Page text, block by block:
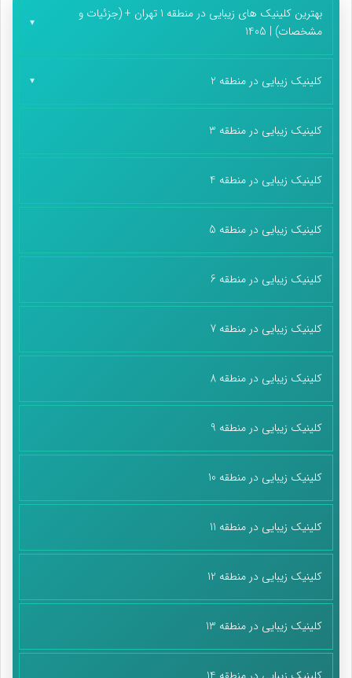
بهترین کلینیک های زیبایی در منطقه 1 تهران + (جزئیات و
مشخصات) | 1405
کلینیک زیبایی در منطقه 2
کلینیک زیبایی در منطقه 3
کلینیک زیبایی در منطقه 4
کلینیک زیبایی در منطقه 5
کلینیک زیبایی در منطقه 6
کلینیک زیبایی در منطقه 7
کلینیک زیبایی در منطقه 8
کلینیک زیبایی در منطقه 9
کلینیک زیبایی در منطقه 10
کلینیک زیبایی در منطقه 11
کلینیک زیبایی در منطقه 12
کلینیک زیبایی در منطقه 13